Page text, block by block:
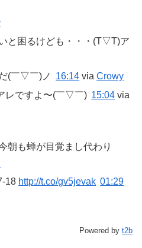
と困るけども・・・(T▽T)ア
(￣▽￣)ノ
16:14 viaCrowy
レですよ〜(￣▽￣) 15:04 via
朝も蝉が目覚まし代わり
18 http://t.co/gv5jevak 01:29
Powered by t2b